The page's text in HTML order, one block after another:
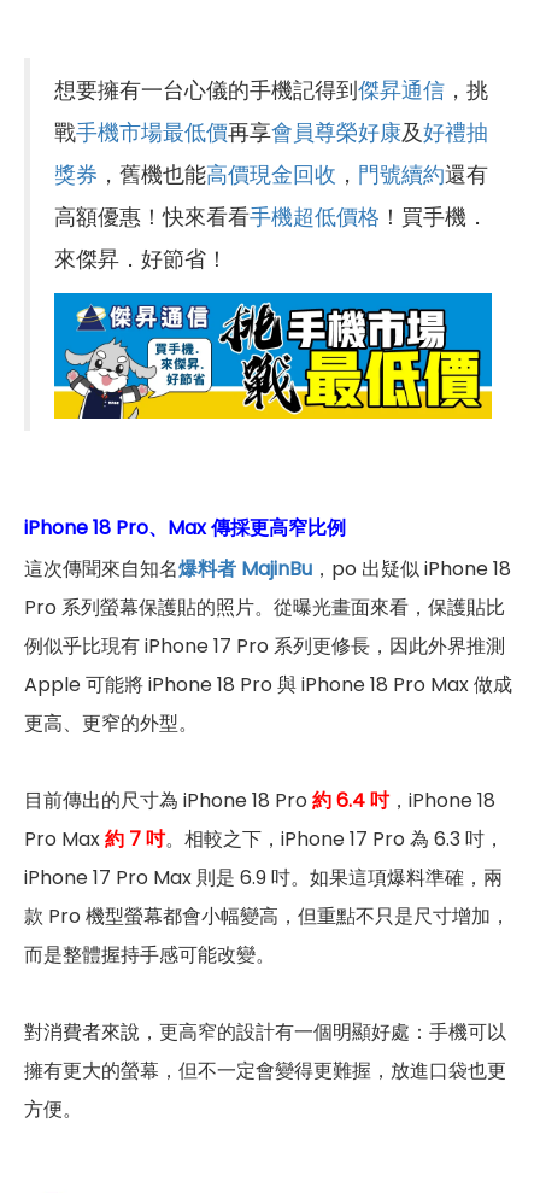
想要擁有一台心儀的手機記得到傑昇通信 ，挑
戰手機市場最低價再享會員尊榮好康及好禮抽
獎券 ，舊機也能高價現金回收 ， 門號續約還有
高額優惠！快來看看手機超低價格 ！買手機．
來傑昇．好節省！
iPhone 18 Pro、Max 傳採更高窄比例
這次傳聞來自知名爆料者 MajinBu ，po 出疑似 iPhone 18
Pro 系列螢幕保護貼的照片。從曝光畫面來看，保護貼比
例似乎比現有 iPhone 17 Pro 系列更修長，因此外界推測
Apple 可能將 iPhone 18 Pro 與 iPhone 18 Pro Max 做成
更高、更窄的外型。
目前傳出的尺寸為 iPhone 18 Pro 約 6.4 吋，iPhone 18
Pro Max約 7 吋。相較之下，iPhone 17 Pro 為 6.3 吋，
iPhone 17 Pro Max 則是 6.9 吋。如果這項爆料準確，兩
款 Pro 機型螢幕都會小幅變高，但重點不只是尺寸增加，
而是整體握持手感可能改變。
對消費者來說，更高窄的設計有一個明顯好處：手機可以
擁有更大的螢幕，但不一定會變得更難握，放進口袋也更
方便。